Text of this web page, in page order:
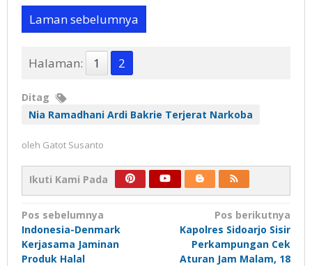
Laman sebelumnya
Halaman: 1 2
Ditag
Nia Ramadhani Ardi Bakrie Terjerat Narkoba
oleh Gatot Susanto
Ikuti Kami Pada
Navigasi
pos
Pos sebelumnya
Indonesia-Denmark
Kerjasama Jaminan
Produk Halal
Pos berikutnya
Kapolres Sidoarjo Sisir
Perkampungan Cek
Aturan Jam Malam, 18